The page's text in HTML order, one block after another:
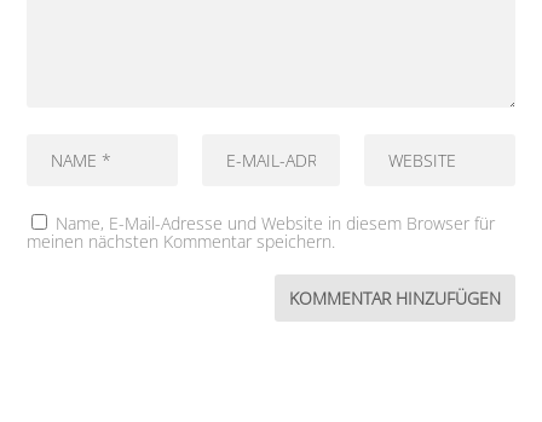
Name, E-Mail-Adresse und Website in diesem Browser für
meinen nächsten Kommentar speichern.